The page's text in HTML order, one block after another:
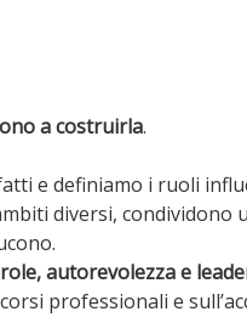
a costruirla.
e definiamo i ruoli
diversi,
autorevolezza e
professionali e